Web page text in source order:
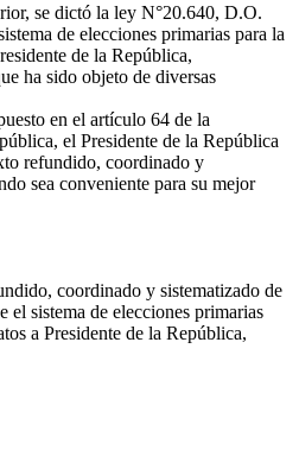
se dictó la ley N°20.640, D.O.
de elecciones primarias para la
de la República,
ha sido objeto de diversas
en el artículo 64 de la
el Presidente de la República
refundido, coordinado y
sea conveniente para su mejor
coordinado y sistematizado de
el sistema de elecciones primarias
a Presidente de la República,